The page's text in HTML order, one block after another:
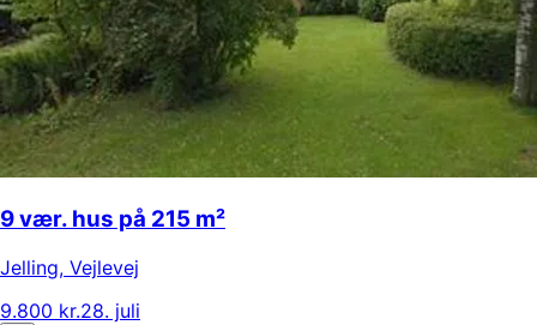
9 vær. hus på 215 m²
Jelling, Vejlevej
9.800 kr.28. juli